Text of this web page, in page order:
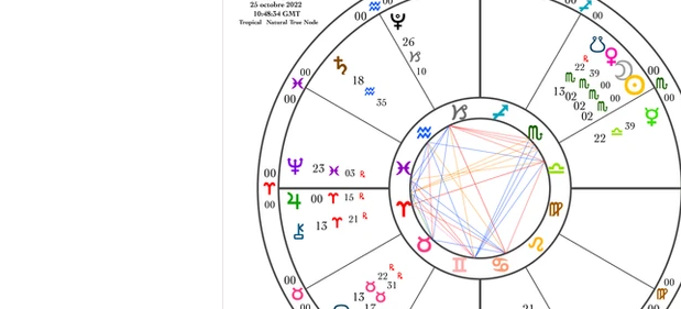
Enseignements Important à
Réflexion sur la pratique astrologi Signes du
Rencontrons-nous Pistes d'interprétation